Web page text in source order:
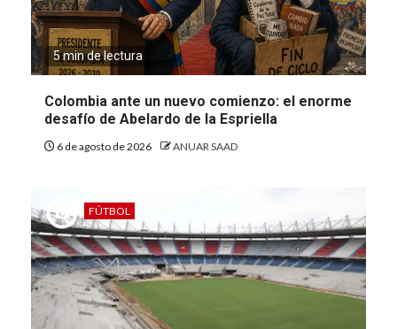
5 min de lectura
Colombia ante un nuevo comienzo: el enorme
desafío de Abelardo de la Espriella
6 de agosto de 2026 ANUAR SAAD
FÚTBOL